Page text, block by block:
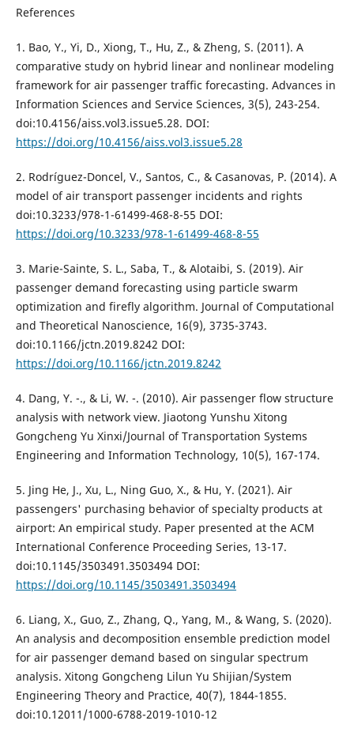
References
1. Bao, Y., Yi, D., Xiong, T., Hu, Z., & Zheng, S. (2011). A
comparative study on hybrid linear and nonlinear modeling
framework for air passenger traffic forecasting. Advances in
Information Sciences and Service Sciences, 3(5), 243-254.
doi:10.4156/aiss.vol3.issue5.28. DOI:
https://doi.org/10.4156/aiss.vol3.issue5.28
2. Rodríguez-Doncel, V., Santos, C., & Casanovas, P. (2014). A
model of air transport passenger incidents and rights
doi:10.3233/978-1-61499-468-8-55 DOI:
https://doi.org/10.3233/978-1-61499-468-8-55
3. Marie-Sainte, S. L., Saba, T., & Alotaibi, S. (2019). Air
passenger demand forecasting using particle swarm
optimization and firefly algorithm. Journal of Computational
and Theoretical Nanoscience, 16(9), 3735-3743.
doi:10.1166/jctn.2019.8242 DOI:
https://doi.org/10.1166/jctn.2019.8242
4. Dang, Y. -., & Li, W. -. (2010). Air passenger flow structure
analysis with network view. Jiaotong Yunshu Xitong
Gongcheng Yu Xinxi/Journal of Transportation Systems
Engineering and Information Technology, 10(5), 167-174.
5. Jing He, J., Xu, L., Ning Guo, X., & Hu, Y. (2021). Air
passengers' purchasing behavior of specialty products at
airport: An empirical study. Paper presented at the ACM
International Conference Proceeding Series, 13-17.
doi:10.1145/3503491.3503494 DOI:
https://doi.org/10.1145/3503491.3503494
6. Liang, X., Guo, Z., Zhang, Q., Yang, M., & Wang, S. (2020).
An analysis and decomposition ensemble prediction model
for air passenger demand based on singular spectrum
analysis. Xitong Gongcheng Lilun Yu Shijian/System
Engineering Theory and Practice, 40(7), 1844-1855.
doi:10.12011/1000-6788-2019-1010-12